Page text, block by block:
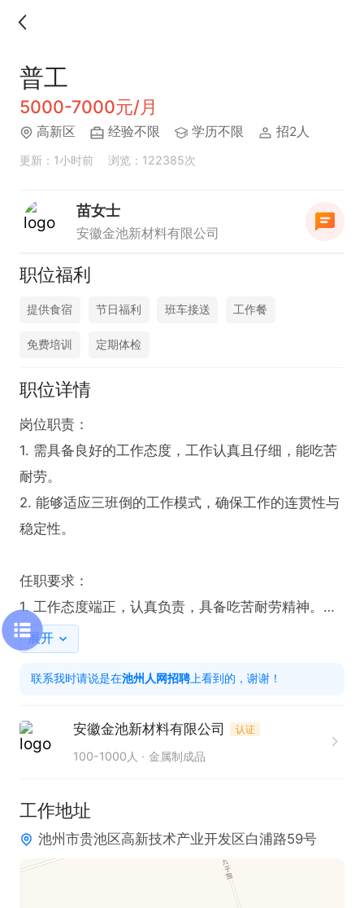
普工
5000-7000元/月
高新区 经验不限 学历不限 招2人
更新：1小时前 浏览：122385次
苗女士
安徽金池新材料有限公司
职位福利
提供食宿 节日福利 班车接送 工作餐
免费培训 定期体检
职位详情
岗位职责：
1. 需具备良好的工作态度，工作认真且仔细，能吃苦
耐劳。
2. 能够适应三班倒的工作模式，确保工作的连贯性与
稳定性。
任职要求：
1. 工作态度端正，认真负责，具备吃苦耐劳精神。
2. 能够适应三班倒的工作安排。
展开
联系我时请说是在池州人网招聘 上看到的，谢谢！
安徽金池新材料有限公司 认证
100-1000人 金属制成品
工作地址
池州市贵池区高新技术产业开发区白浦路59号